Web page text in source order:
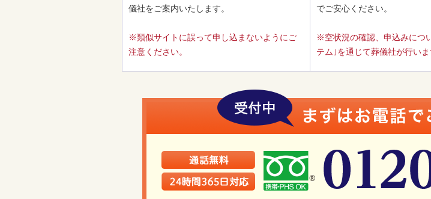
儀社をご案内いたします。
※類似サイトに誤って申し込まないようにご
注意ください。
でご安心ください。
※空状況の確認、申込みにつ
テム｣を通じて葬儀社が行いま